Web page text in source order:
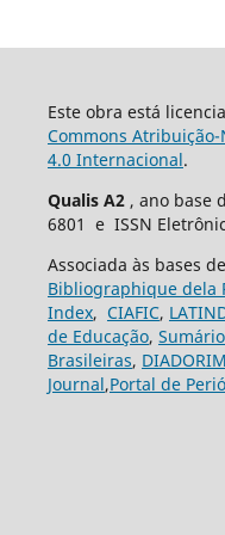
Este obra está
Commons Atribuição-
4.0 Internacional.
Qualis A2 , ano base
6801 e ISSN
Associada às bases
Bibliographique dela
Index, CIAFIC,
de Educação,
Brasileiras, DIADORIM
Journal,Portal de